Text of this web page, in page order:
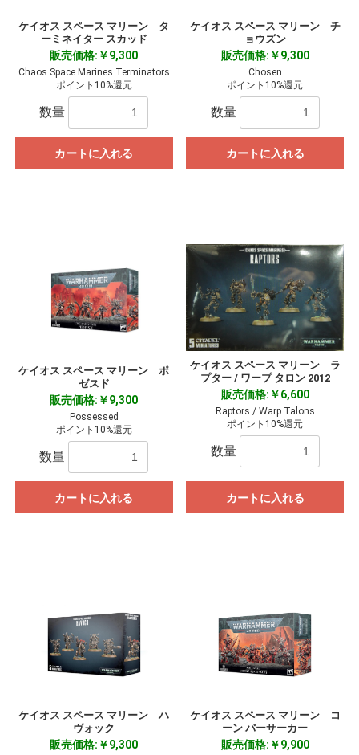
ケイオス スペース マリーン タ
ーミネイター スカッド
販売価格:￥9,300
Chaos Space Marines Terminators
ポイント10%還元
数量
カートに入れる
ケイオス スペース マリーン チ
ョウズン
販売価格:￥9,300
Chosen
ポイント10%還元
数量
カートに入れる
ケイオス スペース マリーン ポ
ゼスド
販売価格:￥9,300
Possessed
ポイント10%還元
数量
カートに入れる
ケイオス スペース マリーン ラ
プター / ワープ タロン 2012
販売価格:￥6,600
Raptors / Warp Talons
ポイント10%還元
数量
カートに入れる
ケイオス スペース マリーン ハ
ヴォック
販売価格:￥9,300
ケイオス スペース マリーン コ
ーン バーサーカー
販売価格:￥9,900